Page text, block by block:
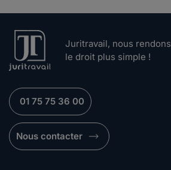
Juritravail, nous rendons
le droit plus simple !
01 75 75 36 00
Nous contacter